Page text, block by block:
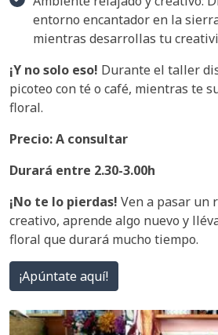
entorno encantador en la
mientras desarrollas tu
¡Y no solo eso! Durante el taller
picoteo con té o café, mientras te
floral.
Precio: A consultar
Durará entre 2.30-3.00h
¡No te lo pierdas! Ven a pasar un
creativo, aprende algo nuevo y
floral que durará mucho tiempo.
¡Apúntate aquí!